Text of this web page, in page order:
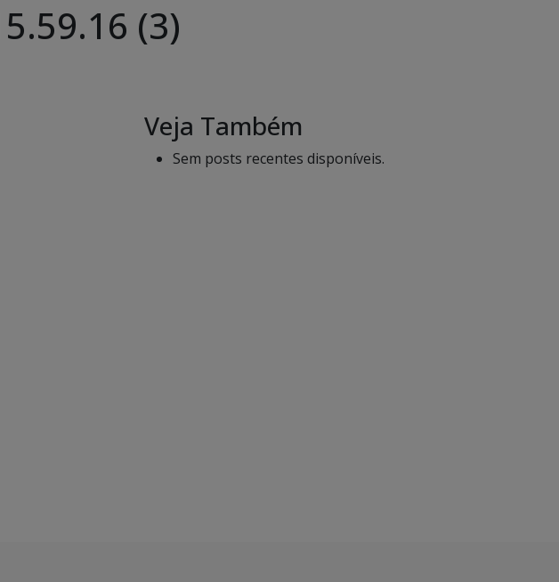
(3)
Veja Também
Sem posts recentes disponíveis.